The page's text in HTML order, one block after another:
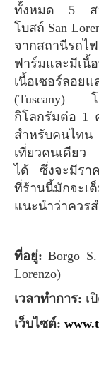
ทั้งหมด 5 สา
โบสถ์ San
จากสถานีรถไ
ฟาร์มและมีเนื้
เนื้อเซอร์ลอย
(Tuscany) โ
กิโลกรัมต่อ 1
สำหรับคนไท
เที่ยวคนเดียว
ได้ ซึ่งจะมีรา
ที่ร้านนี้มักจะเ
แนะนำว่าควร
ที่อยู่:Borgo
Lorenzo)
เวลาทำการ: เ
เว็บไซต์: